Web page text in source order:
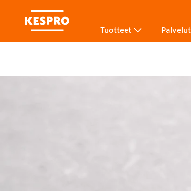
Tuotteet Palvelut